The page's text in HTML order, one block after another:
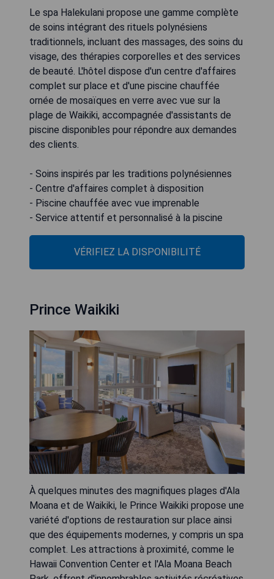
Le spa Halekulani propose une gamme complète
de soins intégrant des rituels polynésiens
traditionnels, incluant des massages, des soins du
visage, des thérapies corporelles et des services
de beauté. L'hôtel dispose d'un centre d'affaires
complet sur place et d'une piscine chauffée
ornée de mosaïques en verre avec vue sur la
plage de Waikiki, accompagnée d'assistants de
piscine disponibles pour répondre aux demandes
des clients.
- Soins inspirés par les traditions polynésiennes
- Centre d'affaires complet à disposition
- Piscine chauffée avec vue imprenable
- Service attentif et personnalisé à la piscine
VÉRIFIEZ LA DISPONIBILITÉ
Prince Waikiki
À quelques minutes des magnifiques plages d'Ala
Moana et de Waikiki, le Prince Waikiki propose une
variété d'options de restauration sur place ainsi
que des équipements modernes, y compris un spa
complet. Les attractions à proximité, comme le
Hawaii Convention Center et l'Ala Moana Beach